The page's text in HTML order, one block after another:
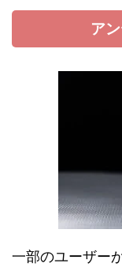
ア
一部のユーザー